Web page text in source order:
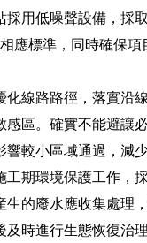
低噪聲設備，採取
應標準，同時確保
路路徑，落實沿線
感區。確實不能避讓
響較小區域通過，減
環境保護工作，採
生的廢水應收集處理
時進行生態恢復治理